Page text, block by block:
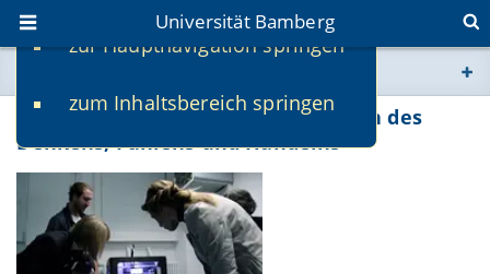
zur Hauptnavigation springen
zum Inhaltsbereich springen
Universität Bamberg
www.uni-bamberg.de
univis.uni-bamberg.de
fis.uni-bamberg.de
Stipendienfeier 2014 - Im LABORinth des
Denkens, Fühlens und Handelns